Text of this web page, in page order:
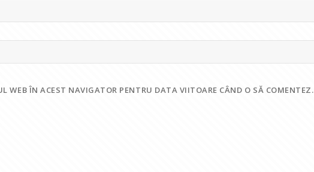
WEB ÎN ACEST NAVIGATOR PENTRU DATA VIITOARE CÂND O SĂ COMENTEZ.